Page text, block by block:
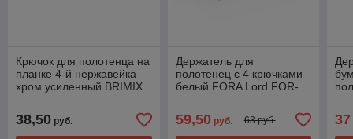
Крючок для полотенца на
планке 4-й нержавейка
хром усиленный BRIMIX
38,50 руб.
Держатель для
полотенец с 4 крючками
белый FORA Lord FOR-
59,50 руб. 63 руб. 37